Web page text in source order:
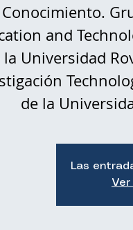
and
la Universidad
de la
Las